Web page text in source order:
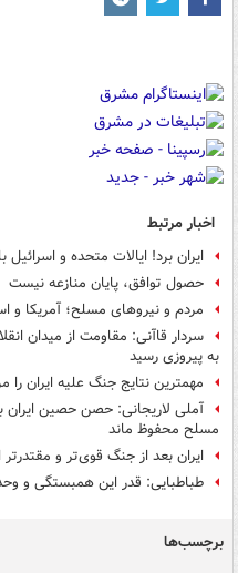
اخبار مرتبط
ایران برد! ایالات متحده و اسرائیل
حصول توافق، پایان منازعه نیست
مردم و نیروهای مسلح؛ آمریکا و
سردار قاآنی: مقاومت از میدان
به پیروزی رسید
مهمترین نتایج جنگ علیه ایران را
آملی لاریجانی: حصن حصین
مسلح محفوظ ماند
ایران بعد از جنگ قوی‌تر و
طباطبایی: قدر این همبستگی و
برچسب‌ها